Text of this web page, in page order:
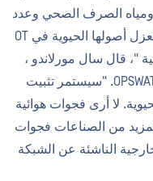
ومياه الصرف الصحي وعدد
من الصناعات الحيوية الأخرى كوسيلة لعزل أصولها الحيوية في OT
"، قال سال مورلاندو ،
المدير الأول للمنتجات في مزود الأمن OPSWAT. "سيستمر تثبيت
لا أرى فجوات هوائية
من الصناعات فجوات
الناشئة عن الشبكة